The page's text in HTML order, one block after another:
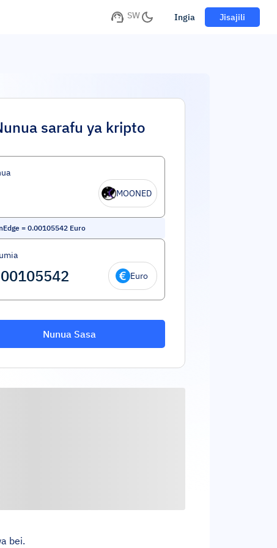
SW Ingia Jisajili
sarafu ya kripto
MOONED
= 0.00105542 Euro
Euro
Nunua Sasa
bei.